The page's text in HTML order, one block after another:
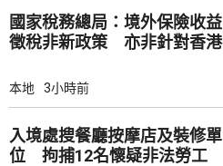
國家稅務總局：境外保險收益
徵稅非新政策 亦非針對香港
本地 3小時前
入境處搜餐廳按摩店及裝修單
位 拘捕12名懷疑非法勞工